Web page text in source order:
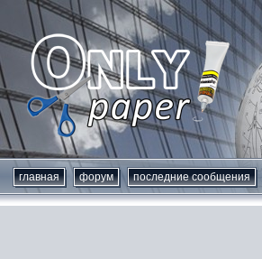
главная форум последние сообщения